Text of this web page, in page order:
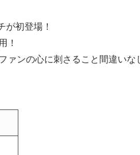
が初登場！
！
ァンの心に刺さること間違いな